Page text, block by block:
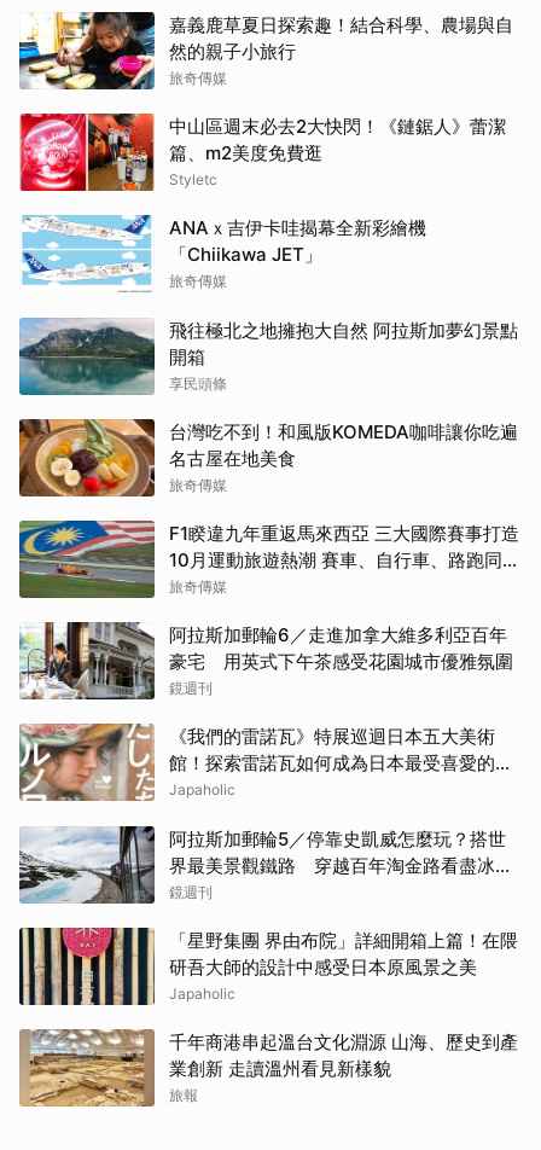
嘉義鹿草夏日探索趣！結合科學、農場與自
然的親子小旅行
旅奇傳媒
中山區週末必去2大快閃！《鏈鋸人》蕾潔
篇、m2美度免費逛
Styletc
ANAｘ吉伊卡哇揭幕全新彩繪機
「Chiikawa JET」
旅奇傳媒
飛往極北之地擁抱大自然 阿拉斯加夢幻景點
開箱
享民頭條
台灣吃不到！和風版KOMEDA咖啡讓你吃遍
名古屋在地美食
旅奇傳媒
F1睽違九年重返馬來西亞 三大國際賽事打造
10月運動旅遊熱潮 賽車、自行車、路跑同週
登場
旅奇傳媒
阿拉斯加郵輪6／走進加拿大維多利亞百年
豪宅 用英式下午茶感受花園城市優雅氛圍
鏡週刊
《我們的雷諾瓦》特展巡迴日本五大美術
館！探索雷諾瓦如何成為日本最受喜愛的印
象派畫家
Japaholic
阿拉斯加郵輪5／停靠史凱威怎麼玩？搭世
界最美景觀鐵路 穿越百年淘金路看盡冰
河、峽谷與雪山
鏡週刊
「星野集團 界由布院」詳細開箱上篇！在隈
研吾大師的設計中感受日本原風景之美
Japaholic
千年商港串起溫台文化淵源 山海、歷史到產
業創新 走讀溫州看見新樣貌
旅報